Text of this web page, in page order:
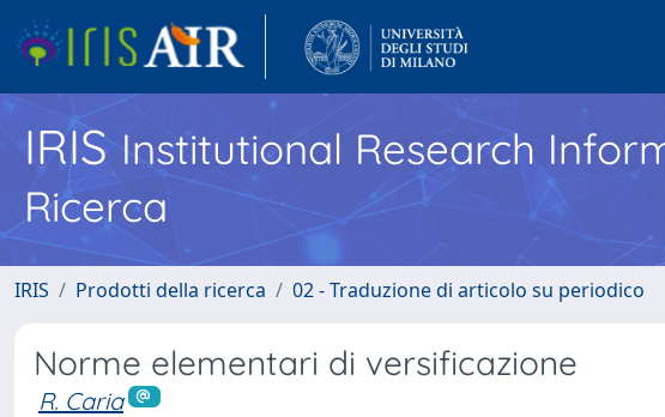
IRISInstitutional Research
Ricerca
IRIS Prodotti della ricerca 02 - Traduzione di articolo su periodico
Norme elementari di versificazione
R. Caria